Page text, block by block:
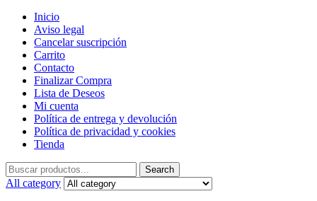
Inicio
Aviso legal
Cancelar suscripción
Carrito
Contacto
Finalizar Compra
Lista de Deseos
Mi cuenta
Política de entrega y devolución
Política de privacidad y cookies
Tienda
Search
for:
Search
All category